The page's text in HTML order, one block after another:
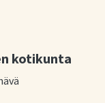
kotikunta